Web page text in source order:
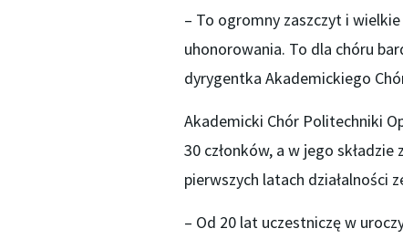
– To ogromny zaszczyt i
uhonorowania. To dla chóru
dyrygentka Akademickiego
Akademicki Chór Politechniki
30 członków, a w jego
pierwszych latach działalności
– Od 20 lat uczestniczę w